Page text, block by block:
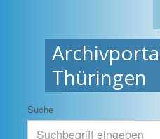
Thüringen
Suche